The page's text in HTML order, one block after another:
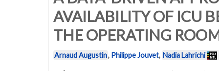
AVAILABILITY OF ICU
THE OPERATING
Arnaud Augustin, Philippe Jouvet, Nadia Lahrichi